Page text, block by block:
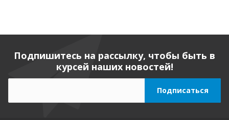
Подпишитесь на рассылку, чтобы быть в
курсей наших новостей!